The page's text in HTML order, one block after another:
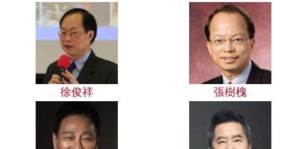
徐俊祥 張樹槐